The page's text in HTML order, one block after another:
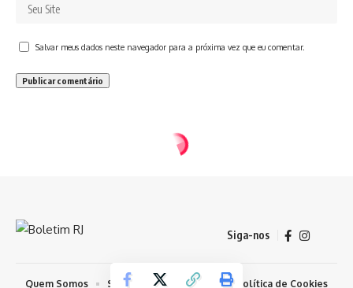
Salvar meus dados neste navegador para a próxima vez que eu comentar.
Siga-nos
Quem Somos Sobre Nosso Conteúdo Política de Cookies